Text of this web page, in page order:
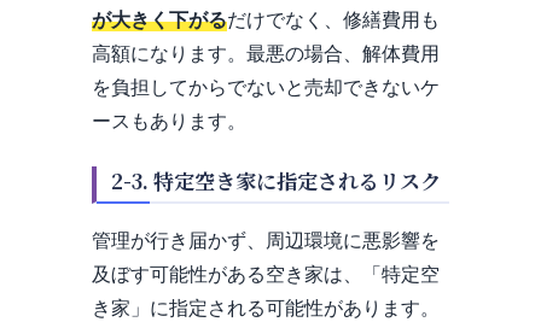
が大きく下がるだけでなく、修繕費用も
高額になります。最悪の場合、解体費用
を負担してからでないと売却できないケ
ースもあります。
2-3. 特定空き家に指定されるリスク
管理が行き届かず、周辺環境に悪影響を
及ぼす可能性がある空き家は、「特定空
き家」に指定される可能性があります。